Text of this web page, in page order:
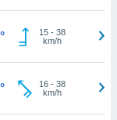
15- 38
km/h
16- 38
km/h